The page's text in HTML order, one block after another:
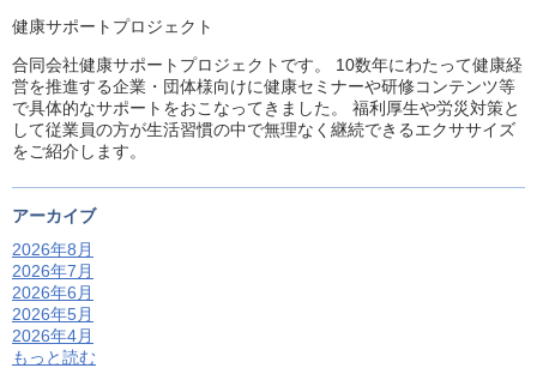
健康サポートプロジェクト
合同会社健康サポートプロジェクトです。 10数年にわたって健康経
営を推進する企業・団体様向けに健康セミナーや研修コンテンツ等
で具体的なサポートをおこなってきました。 福利厚生や労災対策と
して従業員の方が生活習慣の中で無理なく継続できるエクササイズ
をご紹介します。
アーカイブ
2026年8月
2026年7月
2026年6月
2026年5月
2026年4月
もっと読む